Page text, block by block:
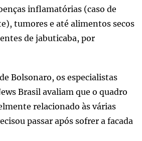
inflamatórias (caso de
tumores e até alimentos secos
de jabuticaba, por
Bolsonaro, os especialistas
Brasil avaliam que o quadro
relacionado às várias
passar após sofrer a facada